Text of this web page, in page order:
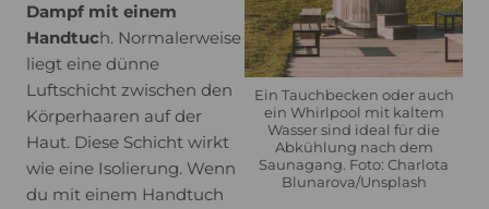
Dampf mit einem
Handtuch. Normalerweise
liegt eine dünne
Luftschicht zwischen den
Körperhaaren auf der
Haut. Diese Schicht wirkt
wie eine Isolierung. Wenn
du mit einem Handtuch
Ein Tauchbecken oder auch
ein Whirlpool mit kaltem
Wasser sind ideal für die
Abkühlung nach dem
Saunagang. Foto: Charlota
Blunarova/Unsplash